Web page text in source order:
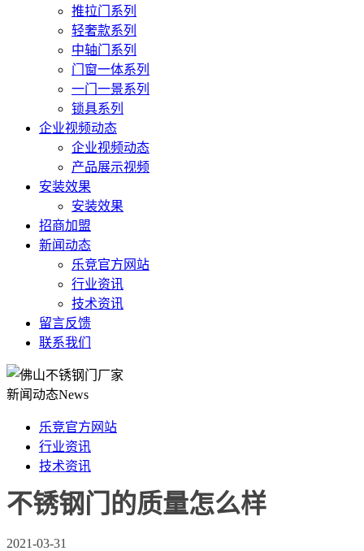
推拉门系列
轻奢款系列
中轴门系列
门窗一体系列
一门一景系列
锁具系列
企业视频动态
企业视频动态
产品展示视频
安装效果
安装效果
招商加盟
新闻动态
乐竞官方网站
行业资讯
技术资讯
留言反馈
联系我们
新闻动态News
乐竞官方网站
行业资讯
技术资讯
不锈钢门的质量怎么样
2021-03-31